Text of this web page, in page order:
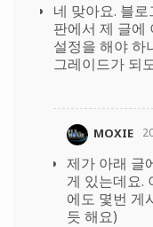
네 맞아요. 블
판에서 제 글에
설정을 해야 하
그레이드가 되
MOXIE
제가 아래 글
게 있는데요.
에도 몇번 게
듯 해요)